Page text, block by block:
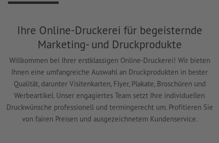
Ihre Online-Druckerei für begeisternde
Marketing- und Druckprodukte
Willkommen bei Ihrer erstklassigen Online-Druckerei! Wir bieten
Ihnen eine umfangreiche Auswahl an Druckprodukten in bester
Qualität, darunter Visitenkarten, Flyer, Plakate, Broschüren und
Werbeartikel. Unser engagiertes Team setzt Ihre individuellen
Druckwünsche professionell und termingerecht um. Profitieren Sie
von fairen Preisen und ausgezeichnetem Kundenservice.